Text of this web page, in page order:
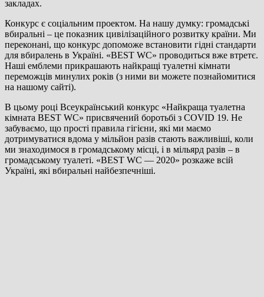
закладах.
Конкурс є соціальним проектом. На нашу думку: громадські
вбиральні – це показник цивілізаційного розвитку країни. Ми
переконані, що конкурс допоможе встановити гідні стандарти
для вбиралень в Україні. «BEST WC» проводиться вже втретє.
Наші емблеми прикрашають найкращі туалетні кімнати
переможців минулих років (з ними ви можете познайомитися
на нашому сайті).
В цьому році Всеукраїнський конкурс «Найкраща туалетна
кімната BEST WC» присвячений боротьбі з COVID 19. Не
забуваємо, що прості правила гігієни, які ми маємо
дотримуватися вдома у мільйон разів стають важливіші, коли
ми знаходимося в громадському місці, і в мільярд разів – в
громадському туалеті. «BEST WC — 2020» розкаже всій
Україні, які вбиральні найбезпечніші.